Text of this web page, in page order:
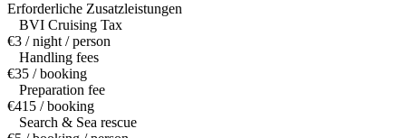
Erforderliche Zusatzleistungen
BVI Cruising Tax
€3 / night / person
Handling fees
€35 / booking
Preparation fee
€415 / booking
Search & Sea rescue